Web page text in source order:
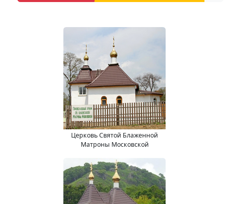
Церковь Святой Блаженной
Матроны Московской